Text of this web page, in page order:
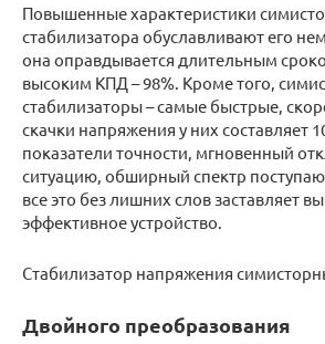
Повышенные характеристики
стабилизатора обуславливают его
она оправдывается длительным
высоким КПД – 98%. Кроме того,
стабилизаторы – самые быстрые,
скачки напряжения у них составляет
показатели точности, мгновенный
ситуацию, обширный спектр
все это без лишних слов заставляет
эффективное устройство.
Стабилизатор напряжения
Двойного преобразования